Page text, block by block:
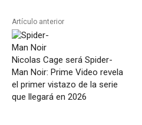
Artículo anterior
Nicolas Cage será Spider-
Man Noir: Prime Video revela
el primer vistazo de la serie
que llegará en 2026